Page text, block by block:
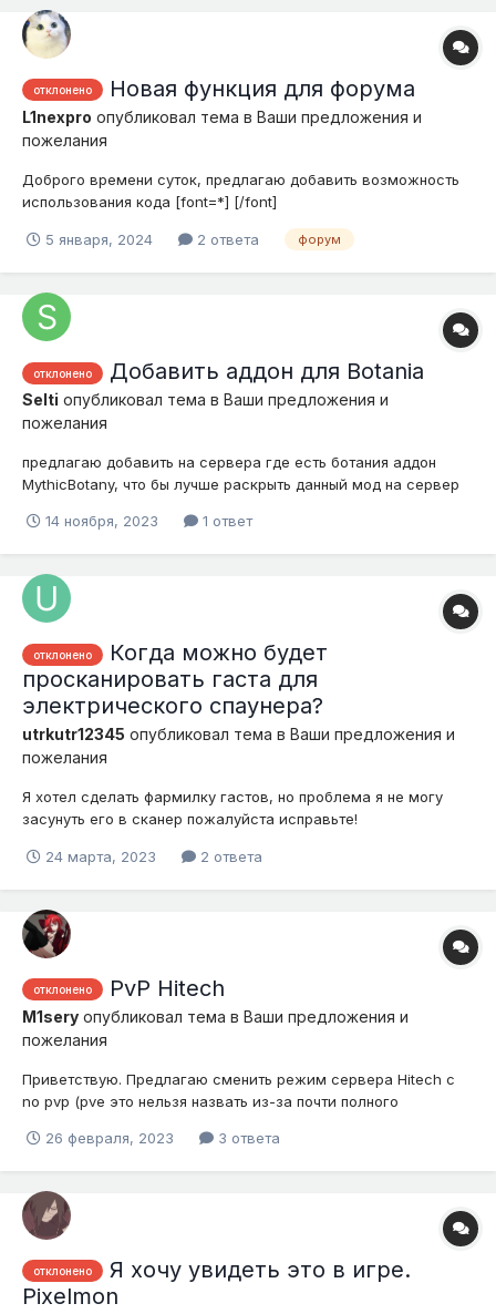
объеденившись с друг...
отклонено Новая функция для форума
L1nexpro опубликовал тема в Ваши предложения и
пожелания
Доброго времени суток, предлагаю добавить возможность
использования кода [font=*] [/font]
5 января, 2024 2 ответа форум
отклонено Добавить аддон для Botania
Selti опубликовал тема в Ваши предложения и
пожелания
предлагаю добавить на сервера где есть ботания аддон
MythicBotany, что бы лучше раскрыть данный мод на сервер
14 ноября, 2023
1 ответ
отклонено
Когда можно будет
просканировать гаста для
электрического спаунера?
utrkutr12345 опубликовал тема в Ваши предложения и
пожелания
Я хотел сделать фармилку гастов, но проблема я не могу
засунуть его в сканер пожалуйста исправьте!
24 марта, 2023 2 ответа
отклонено PvP Hitech
M1sery опубликовал тема в Ваши предложения и
пожелания
Приветствую. Предлагаю сменить режим сервера Hitech с
no pvp (pve это нельзя назвать из-за почти полного
поднять сложность. Изменения крафтов, это одно дело, когда
добываешь больше ресурсов на предметы, а другое - когда
тебя вн...
26 февраля, 2023 3 ответа
отклонено
Я хочу увидеть это в игре.
Pixelmon